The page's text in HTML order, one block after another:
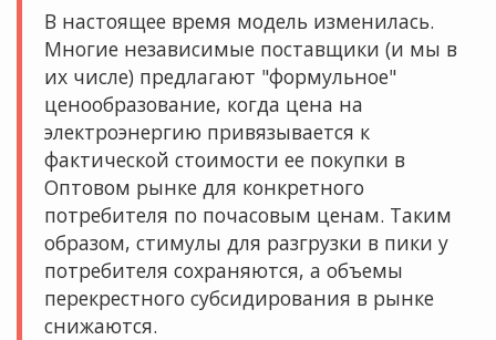
В настоящее время модель изменилась.
Многие независимые поставщики (и мы в
их числе) предлагают "формульное"
ценообразование, когда цена на
электроэнергию привязывается к
фактической стоимости ее покупки в
Оптовом рынке для конкретного
потребителя по почасовым ценам. Таким
образом, стимулы для разгрузки в пики у
потребителя сохраняются, а объемы
перекрестного субсидирования в рынке
снижаются.